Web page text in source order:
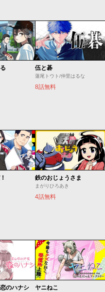
伍と碁
蓮尾トウト/仲里はるな
8話無料
鉄のおじょうさま
まがりひろあき
4話無料
のハナシ ヤニねこ